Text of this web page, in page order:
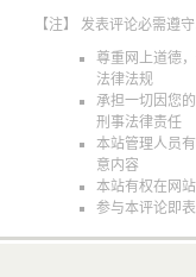
【注】 发表评论必需遵守
尊重网上道德
法律法规
承担一切因您
刑事法律责任
本站管理人员
意内容
本站有权在网
参与本评论即